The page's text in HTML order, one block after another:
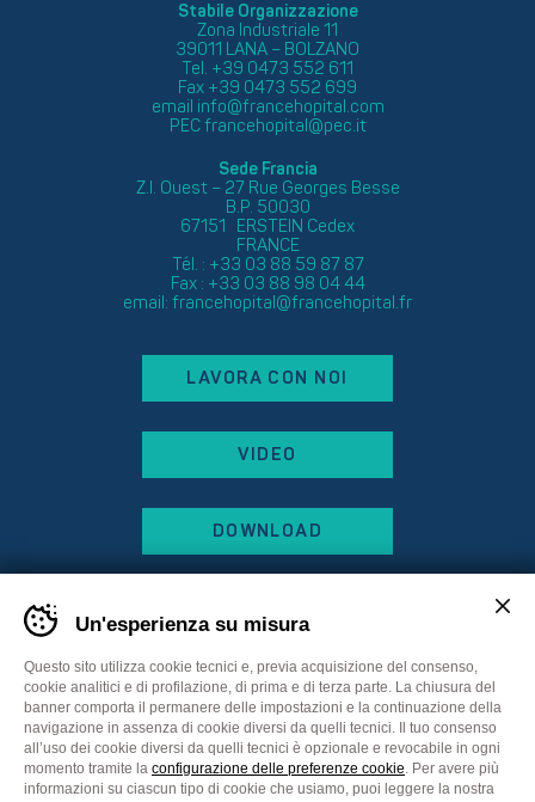
Stabile Organizzazione
Zona Industriale 11
39011 LANA – BOLZANO
Tel. +39 0473 552 611
Fax +39 0473 552 699
email info@francehopital.com
PECfrancehopital@pec.it
Sede Francia
Z.I. Ouest – 27 Rue Georges Besse
B.P. 50030
67151 ERSTEIN Cedex
FRANCE
Tél. : +33 03 88 59 87 87
Fax : +33 03 88 98 04 44
email: francehopital@francehopital.fr
LAVORA CON NOI
VIDEO
DOWNLOAD
Un'esperienza su misura
Questo sito utilizza cookie tecnici e, previa acquisizione del consenso,
cookie analitici e di profilazione, di prima e di terza parte. La chiusura del
banner comporta il permanere delle impostazioni e la continuazione della
navigazione in assenza di cookie diversi da quelli tecnici. Il tuo consenso
all’uso dei cookie diversi da quelli tecnici è opzionale e revocabile in ogni
momento tramite la configurazione delle preferenze cookie. Per avere più
informazioni su ciascun tipo di cookie che usiamo, puoi leggere la nostra